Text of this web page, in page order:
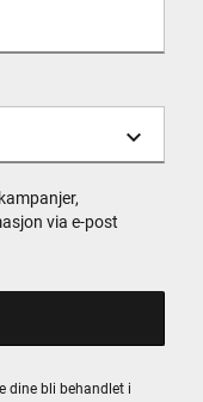
via e-post
dine bli behandlet i